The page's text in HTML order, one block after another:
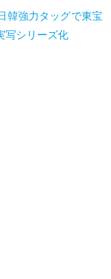
韓強力タッグで東宝
写シリーズ化